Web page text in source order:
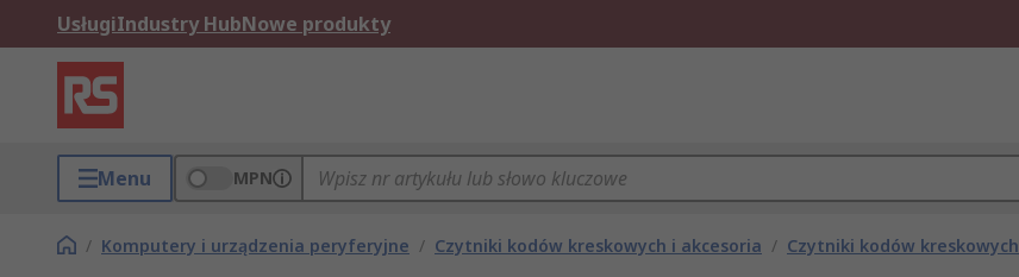
UsługiIndustry HubNowe produkty
Menu MPN
/ Komputery i urządzenia peryferyjne / Czytniki kodów kreskowych i akcesoria / Czytniki kodów kreskowych